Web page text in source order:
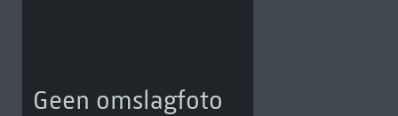
Geen omslagfoto